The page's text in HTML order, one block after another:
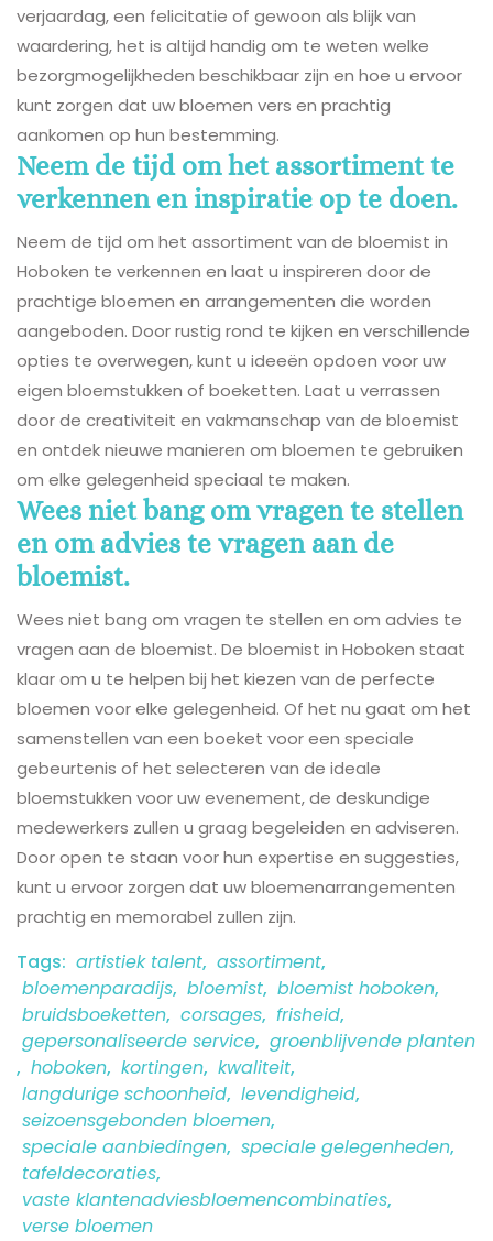
verjaardag, een felicitatie of gewoon als blijk van
waardering, het is altijd handig om te weten welke
bezorgmogelijkheden beschikbaar zijn en hoe u ervoor
kunt zorgen dat uw bloemen vers en prachtig
aankomen op hun bestemming.
Neem de tijd om het assortiment te
verkennen en inspiratie op te doen.
Neem de tijd om het assortiment van de bloemist in
Hoboken te verkennen en laat u inspireren door de
prachtige bloemen en arrangementen die worden
aangeboden. Door rustig rond te kijken en verschillende
opties te overwegen, kunt u ideeën opdoen voor uw
eigen bloemstukken of boeketten. Laat u verrassen
door de creativiteit en vakmanschap van de bloemist
en ontdek nieuwe manieren om bloemen te gebruiken
om elke gelegenheid speciaal te maken.
Wees niet bang om vragen te stellen
en om advies te vragen aan de
bloemist.
Wees niet bang om vragen te stellen en om advies te
vragen aan de bloemist. De bloemist in Hoboken staat
klaar om u te helpen bij het kiezen van de perfecte
bloemen voor elke gelegenheid. Of het nu gaat om het
samenstellen van een boeket voor een speciale
gebeurtenis of het selecteren van de ideale
bloemstukken voor uw evenement, de deskundige
medewerkers zullen u graag begeleiden en adviseren.
Door open te staan voor hun expertise en suggesties,
kunt u ervoor zorgen dat uw bloemenarrangementen
prachtig en memorabel zullen zijn.
Tags: artistiek talent, assortiment,
bloemenparadijs, bloemist, bloemist hoboken,
bruidsboeketten, corsages, frisheid,
gepersonaliseerde service, groenblijvende planten
, hoboken, kortingen, kwaliteit,
langdurige schoonheid, levendigheid,
seizoensgebonden bloemen,
speciale aanbiedingen, speciale gelegenheden,
tafeldecoraties,
vaste klantenadviesbloemencombinaties,
verse bloemen